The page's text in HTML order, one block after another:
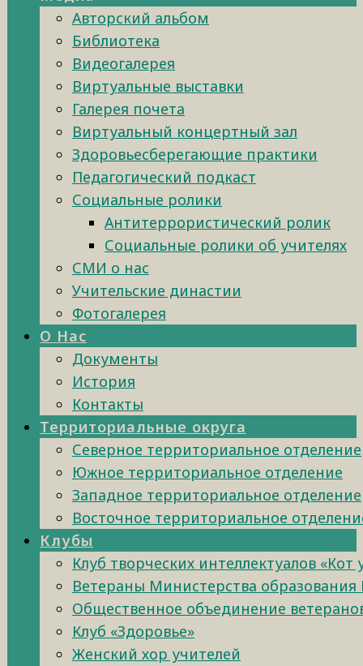
Авторский альбом
Библиотека
Видеогалерея
Виртуальные выставки
Галерея почета
Виртуальный концертный зал
Здоровьесберегающие практики
Педагогический подкаст
Социальные ролики
Антитеррористический ролик
Социальные ролики об учителях
СМИ о нас
Учительские династии
Фотогалерея
О Нас
Документы
История
Контакты
Территориальные округа
Северное территориальное отделение
Южное территориальное отделение
Западное территориальное отделение
Восточное территориальное
Клубы
Клуб творческих интеллектуалов «Кот
Ветераны Министерства образования
Общественное объединение
Клуб «Здоровье»
Женский хор учителей